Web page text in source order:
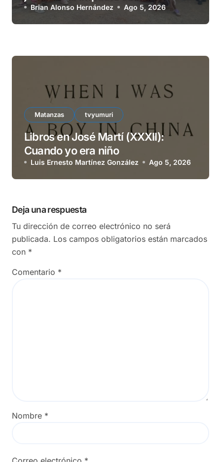
barrio La Marina
Brian Alonso Hernández Ago 5, 2026
Matanzas tvyumuri
Libros en José Martí (XXXII):
Cuando yo era niño
Luis Ernesto Martínez González Ago 5, 2026
Deja una respuesta
Tu dirección de correo electrónico no será
publicada. Los campos obligatorios están marcados
con *
Comentario *
Nombre *